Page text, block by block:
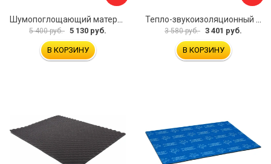
Шумопоглощающий материал Dreamcar Wave 15 WD-15M-S075100P1046
5 400 руб. 5 130 руб.
В КОРЗИНУ
Тепло-звукоизоляционный материал Шумофф П4В БП000000433
3 580 руб. 3 401 руб.
В КОРЗИНУ